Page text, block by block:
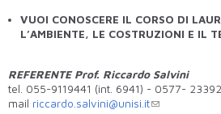
VUOI CONOSCERE IL CORSO DI
L’AMBIENTE, LE COSTRUZIONI E IL
REFERENTE Prof. Riccardo Salvini
tel. 055-9119441 (int. 6941) - 0577-
mail riccardo.salvini@unisi.it